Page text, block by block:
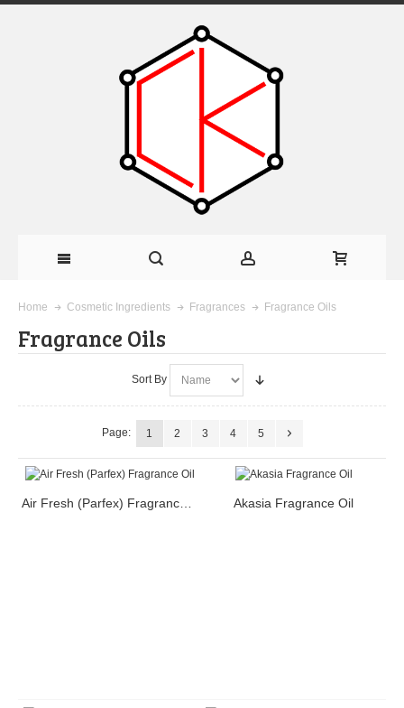
Home Cosmetic Ingredients Fragrances Fragrance Oils
Fragrance Oils
Sort By
Page: 1 2 3 4 5
Akasia Fragrance Oil